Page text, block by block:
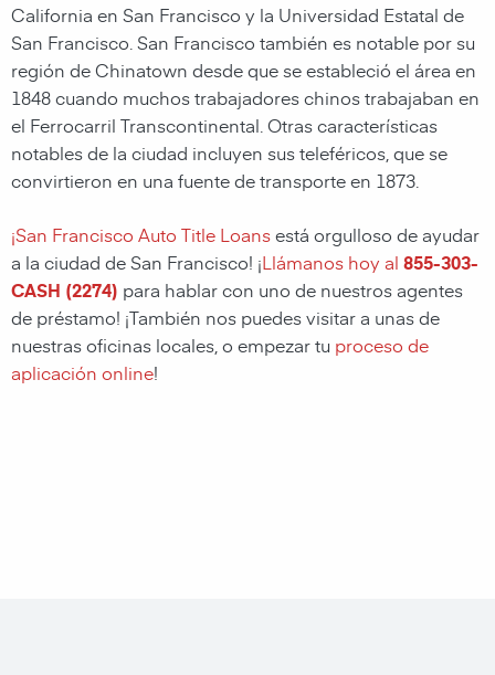
California en San Francisco y la Universidad Estatal de
San Francisco. San Francisco también es notable por su
región de Chinatown desde que se estableció el área en
1848 cuando muchos trabajadores chinos trabajaban en
el Ferrocarril Transcontinental. Otras características
notables de la ciudad incluyen sus teleféricos, que se
convirtieron en una fuente de transporte en 1873.
¡San Francisco Auto Title Loansestá orgulloso de ayudar
a la ciudad de San Francisco! ¡Llámanos hoy al 855-303-
CASH (2274) para hablar con uno de nuestros agentes
de préstamo! ¡También nos puedes visitar a unas de
nuestras oficinas locales, o empezar tu proceso de
aplicación online!